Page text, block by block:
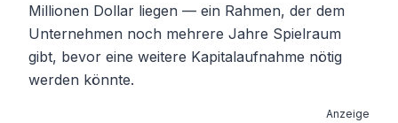
Millionen Dollar liegen — ein Rahmen, der dem
Unternehmen noch mehrere Jahre Spielraum
gibt, bevor eine weitere Kapitalaufnahme nötig
werden könnte.
Anzeige